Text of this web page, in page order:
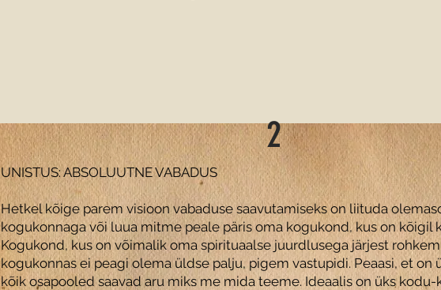
2
UNISTUS: ABSOLUUTNE VABADUS
Hetkel kõige parem visioon vabaduse saavutamiseks on liituda
kogukonnaga või luua mitme peale päris oma kogukond, kus on kõigil
Kogukond, kus on võimalik oma spirituaalse juurdlusega järjest
kogukonnas ei peagi olema üldse palju, pigem vastupidi. Peaasi, et on
kõik osapooled saavad aru miks me mida teeme. Ideaalis on üks